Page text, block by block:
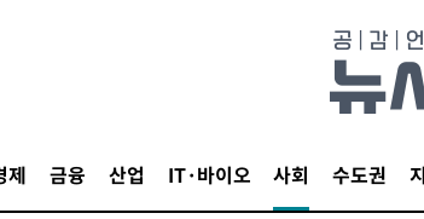
제 금융 산업 IT·바이오 사회 수도권
에 김태유 서울대 공대 교수…이
' 진종오·서범수 징계 절차 개시
항소심도 징역 3년